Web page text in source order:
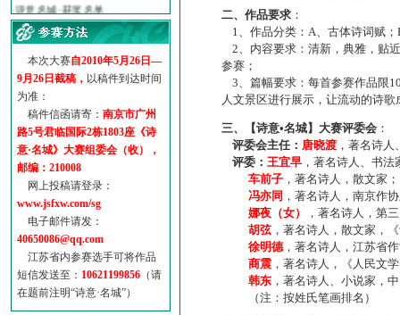
·【诗意·名城】地铁展示作...
诗意名城·地铁时间
·地铁完美呈现【诗意·名城...
参赛作品多达5000多首
“诗意·名城”晒诗会
特别通知--致广大诗词爱好...
本次大赛自2010年5月26日—
9月26日截稿， 以稿件到达时间
为准：
稿件信函请寄： 南京市广州
路5号君临国际2栋1803座《诗
意·名城》大赛组委会（收），
邮编：210008
网上投稿请登录：
www.jsfxw.com/sg
电子邮件请发：
40650086@qq.com
江苏省内参赛选手可将作品
短信发送至： 10621199856 （请
在题前注明“诗意·名城”）
二、作品要求 ：
1、作品分类：A、古体诗词赋；
2、内容要求：清新，典雅，贴
参赛；
3、篇幅要求：每首参赛作品限
人文景区进行展示，让流动的诗
三、【诗意•名城】大赛评委会 ：
评委会主任： 唐晓渡 ，著名诗
评委： 王宜早 ，著名诗人、书
车前子 ，著名诗人，散文家；
冯亦同 ，著名诗人，南京作
娜夜（女）
，著名诗人，第
胡弦，著名诗人，散文家，
徐明德，著名诗人，江苏省
商震 ，著名诗人，《人民文
韩东 ，著名诗人、小说家，
（注：按姓氏笔画排名）